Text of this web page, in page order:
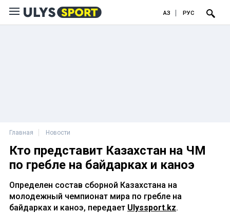
ҚАЗ РУС
Главная Новости
Кто представит Казахстан на ЧМ
по гребле на байдарках и каноэ
Определен состав сборной Казахстана на
молодежный чемпионат мира по гребле на
байдарках и каноэ, передает Ulyssport.kz.